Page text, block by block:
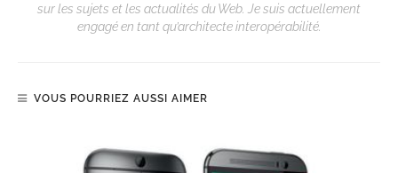
sur les sujets et les actualités du Web. Je suis actuellement
engagé en tant qu’architecte interopérabilité.
VOUS POURRIEZ AUSSI AIMER